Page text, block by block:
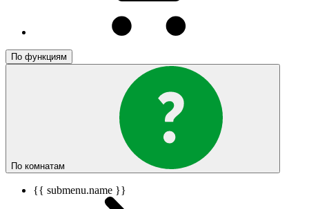
По функциям
По комнатам
{{ submenu.name }}